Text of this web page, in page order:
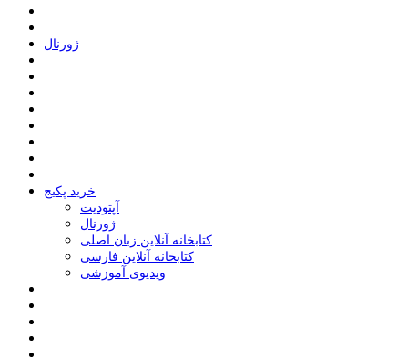
ﮊﻭﺭﻧﺎﻝ
خرید پکیج
ﺁﭘﺘﻮﺩﯾﺖ
ﮊﻭﺭﻧﺎﻝ
کتابخانه آنلاین زبان اصلی
کتابخانه آنلاین فارسی
ویدیوی آموزشی